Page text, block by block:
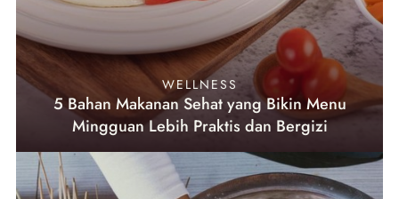
WELLNESS
5 Bahan Makanan Sehat yang Bikin Menu
Mingguan Lebih Praktis dan Bergizi